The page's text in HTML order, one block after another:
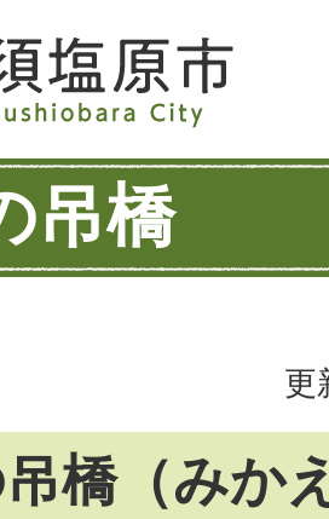
吊橋
更
橋（みか